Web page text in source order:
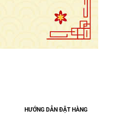
HƯỚNG DẪN ĐẶT HÀNG